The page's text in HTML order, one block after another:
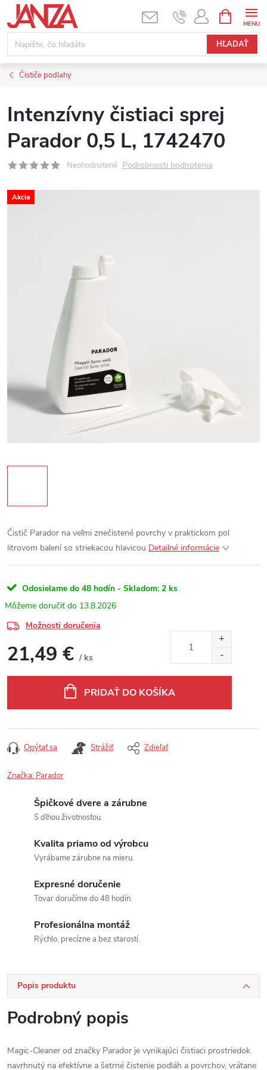
Prejsť na obsah
HĽADAŤ
Čističe podlahy
Intenzívny čistiaci sprej
Parador 0,5 L, 1742470
Neohodnotené Podrobnosti hodnotenia
Akcia
Čistič Parador na veľmi znečistené povrchy v praktickom pol
litrovom balení so striekacou hlavicou Detailné informácie
Odosielame do 48 hodín - Skladom: 2 ks
13.8.2026
Možnosti doručenia
21,49 € / ks
PRIDAŤ DO KOŠÍKA
Opýtať sa Strážiť Zdieľať
Značka: Parador
Špičkové dvere a zárubne
S dlhou životnosťou.
Kvalita priamo od výrobcu
Vyrábame zárubne na mieru.
Expresné doručenie
Tovar doručíme do 48 hodín.
Profesionálna montáž
Rýchlo, precízne a bez starostí.
Popis produktu
Podrobný popis
Magic-Cleaner od značky Parador je vynikajúci čistiaci prostriedok
navrhnutý na efektívne a šetrné čistenie podláh a povrchov, vrátane